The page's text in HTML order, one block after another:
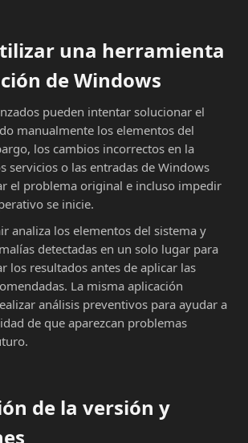
una herramienta
de Windows
pueden intentar solucionar el
manualmente los elementos del
los cambios incorrectos en la
servicios o las entradas de Windows
el problema original e incluso impedir
se inicie.
analiza los elementos del sistema y
detectadas en un solo lugar para
los resultados antes de aplicar las
La misma aplicación
análisis preventivos para ayudar a
de que aparezcan problemas
de la versión y